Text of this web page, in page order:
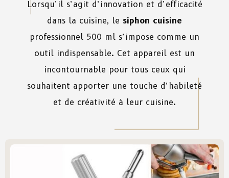
Lorsqu’il s’agit d’innovation etd’efficacité
dans la cuisine, le siphon cuisine
professionnel 500 ml s’impose comme un
outil indispensable. Cet appareil est un
incontournable pour tous ceux qui
souhaitent apporter une touche d’habileté
et de créativité à leur cuisine.